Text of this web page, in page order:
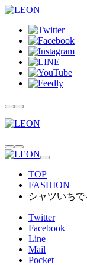
TOP
FASHION
シャツいち
Twitter
Facebook
Line
Mail
Pocket